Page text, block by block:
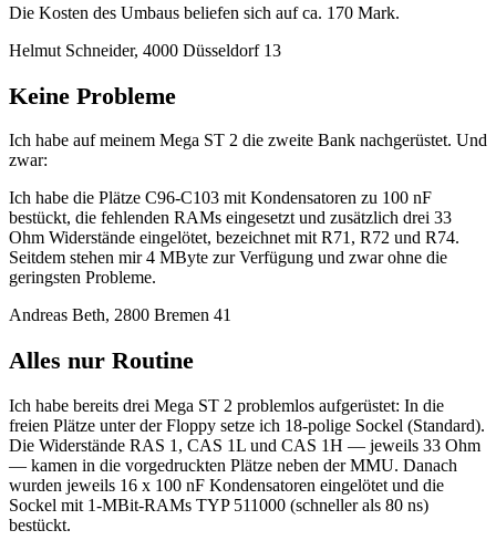
Die Kosten des Umbaus beliefen sich auf ca. 170 Mark.
Helmut Schneider, 4000 Düsseldorf 13
Keine Probleme
Ich habe auf meinem Mega ST 2 die zweite Bank nachgerüstet. Und
zwar:
Ich habe die Plätze C96-C103 mit Kondensatoren zu 100 nF
bestückt, die fehlenden RAMs eingesetzt und zusätzlich drei 33
Ohm Widerstände eingelötet, bezeichnet mit R71, R72 und R74.
Seitdem stehen mir 4 MByte zur Verfügung und zwar ohne die
geringsten Probleme.
Andreas Beth, 2800 Bremen 41
Alles nur Routine
Ich habe bereits drei Mega ST 2 problemlos aufgerüstet: In die
freien Plätze unter der Floppy setze ich 18-polige Sockel (Standard).
Die Widerstände RAS 1, CAS 1L und CAS 1H — jeweils 33 Ohm
— kamen in die vorgedruckten Plätze neben der MMU. Danach
wurden jeweils 16 x 100 nF Kondensatoren eingelötet und die
Sockel mit 1-MBit-RAMs TYP 511000 (schneller als 80 ns)
bestückt.